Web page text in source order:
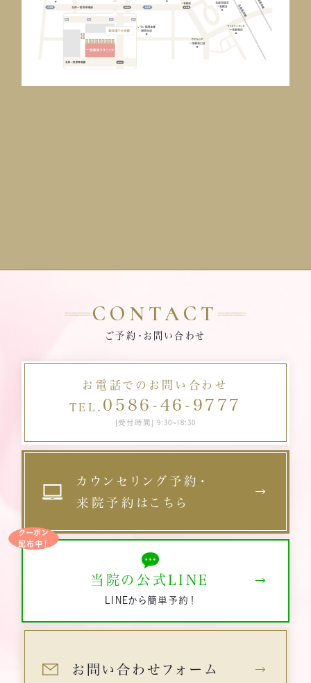
CONTACT
ご予約・お問い合わせ
お電話でのお問い合わせ
TEL. 0586-46-9777
[受付時間] 9:30~18:30
カウンセリング予約・
来院予約はこちら
クーポン
配布中！
当院の公式LINE
LINEから簡単予約！
お問い合わせフォーム